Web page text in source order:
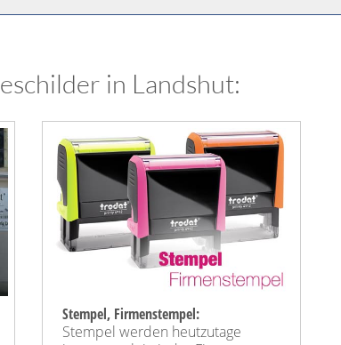
in Landshut:
Stempel, Firmenstempel:
Stempel werden heutzutage